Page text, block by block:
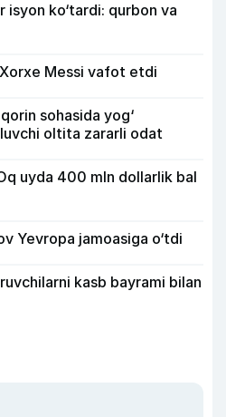
isyon ko‘tardi: qurbon va
Messi vafot etdi
sohasida yog‘
oltita zararli odat
uyda 400 mln dollarlik bal
Yevropa jamoasiga o‘tdi
kasb bayrami bilan